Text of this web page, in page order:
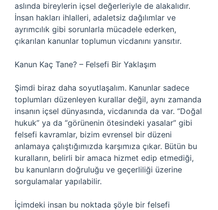
aslında bireylerin içsel değerleriyle de alakalıdır.
İnsan hakları ihlalleri, adaletsiz dağılımlar ve
ayrımcılık gibi sorunlarla mücadele ederken,
çıkarılan kanunlar toplumun vicdanını yansıtır.
Kanun Kaç Tane? – Felsefi Bir Yaklaşım
Şimdi biraz daha soyutlaşalım. Kanunlar sadece
toplumları düzenleyen kurallar değil, aynı zamanda
insanın içsel dünyasında, vicdanında da var. “Doğal
hukuk” ya da “görünenin ötesindeki yasalar” gibi
felsefi kavramlar, bizim evrensel bir düzeni
anlamaya çalıştığımızda karşımıza çıkar. Bütün bu
kuralların, belirli bir amaca hizmet edip etmediği,
bu kanunların doğruluğu ve geçerliliği üzerine
sorgulamalar yapılabilir.
İçimdeki insan bu noktada şöyle bir felsefi